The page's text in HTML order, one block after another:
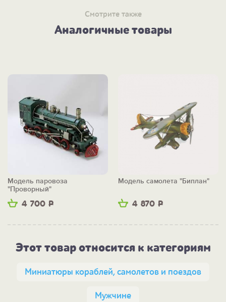
Смотрите также
Аналогичные товары
4 700 Р
Модель паровоза
"Проворный"
4 870 Р
Модель самолета "Биплан"
Этот товар относится к категориям
Миниатюры кораблей, самолетов и поездов
Мужчине